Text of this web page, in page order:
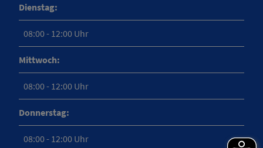
Dienstag:
08:00 - 12:00 Uhr
Mittwoch:
08:00 - 12:00 Uhr
Donnerstag:
08:00 - 12:00 Uhr